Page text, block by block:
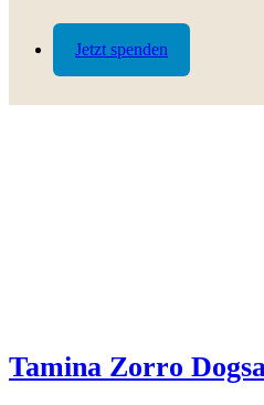
Jetzt spenden
Tamina Zorro